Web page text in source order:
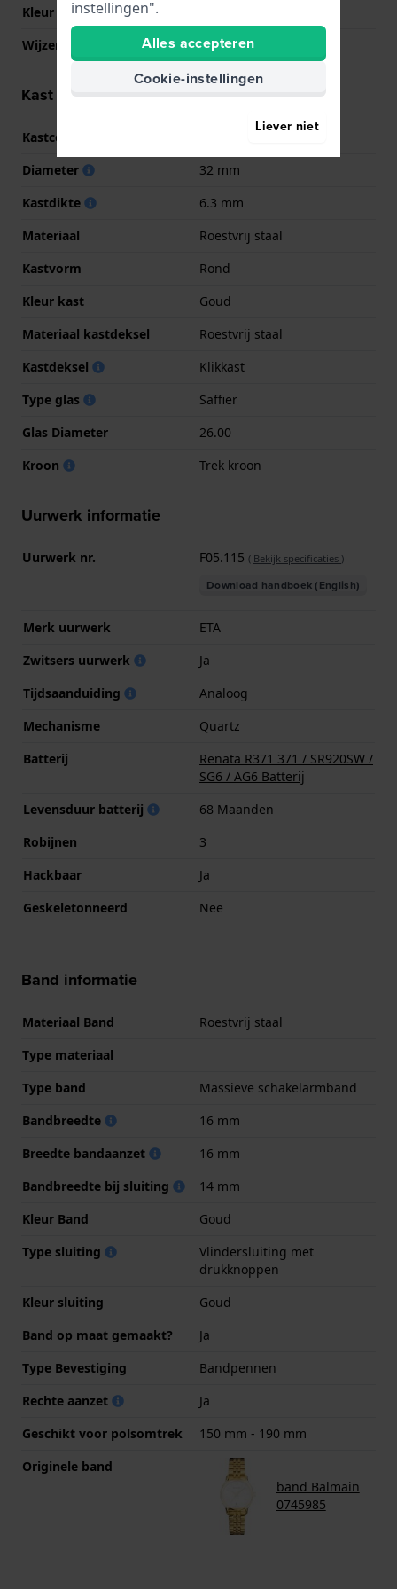
Kleur Wijzerplaat
Wijzer kleuren (u,m,s)
Goud, Goud, Goud
Kast informatie
Kastcode
Diameter
32 mm
Kastdikte
6.3 mm
Materiaal
Roestvrij staal
Kastvorm
Rond
Kleur kast
Goud
Materiaal kastdeksel
Roestvrij staal
Kastdeksel
Klikkast
Type glas
Saffier
Glas Diameter
26.00
Kroon
Trek kroon
Uurwerk informatie
Uurwerk nr. F05.115 ( Bekijk specificaties )
Download handboek (English)
Merk uurwerk
ETA
Zwitsers uurwerk
Ja
Tijdsaanduiding
Analoog
Mechanisme
Quartz
Batterij
Renata R371 371 / SR920SW /
SG6 / AG6 Batterij
Levensduur batterij
68 Maanden
Robijnen
3
Hackbaar
Ja
Geskeletonneerd
Nee
Band informatie
Materiaal Band
Roestvrij staal
Type materiaal
Type band
Massieve schakelarmband
Bandbreedte
16 mm
Breedte bandaanzet
16 mm
Bandbreedte bij sluiting
14 mm
Kleur Band
Goud
Type sluiting
Vlindersluiting met
drukknoppen
Kleur sluiting
Goud
Band op maat gemaakt?
Ja
Type Bevestiging
Bandpennen
Rechte aanzet
Ja
Geschikt voor polsomtrek
150 mm - 190 mm
Originele band
band Balmain
0745985
instellingen".
Alles accepteren
Cookie-instellingen
Liever niet